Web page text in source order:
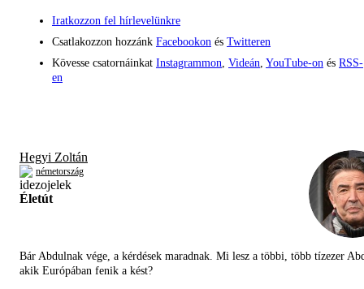
Iratkozzon fel hírlevelünkre
Csatlakozzon hozzánk Facebookon és Twitteren
Kövesse csatornáinkat Instagrammon, Videán, YouTube-on és RSS-
en
Hegyi Zoltán
németország
Életút
Bár Abdulnak vége, a kérdések maradnak. Mi lesz a többi, több tízezer
akik Európában fenik a kést?